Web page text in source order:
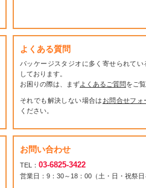
よくある質問
パッケージスタジオに多く寄せられてい
しております。
お困りの際は、まずよくあるご質問をご
それでも解決しない場合は お問合せフォ
ください。
お問い合わせ
TEL： 03-6825-3422
営業日：9：30～18：00（土・日・祝祭日